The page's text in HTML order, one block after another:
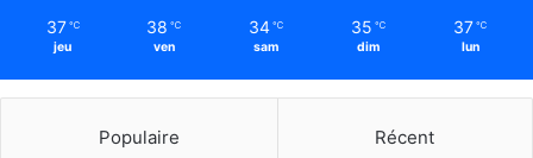
37 ℃
jeu
38 ℃
ven
34 ℃
sam
35 ℃
dim
37 ℃
lun
Populaire Récent